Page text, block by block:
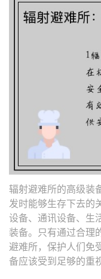
辐射避难所的高级装
发时能够生存下去的
设备、通讯设备、生
装备。只有通过合理
避难所，保护人们免
备应该受到足够的重